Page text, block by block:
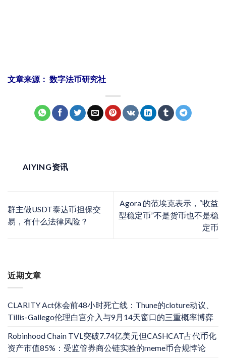
近期文章
CLARITY Act休会前48小时死亡线：Thune的cloture动议、
Tillis-Gallego伦理白宫介入与9月14天窗口的三重概率博弈
Robinhood Chain TVL突破7.74亿美元但CASHCAT占代币化
资产市值85%：受监管券商公链实验的meme币合规悖论
文章来源： 数字法币研究社
AIYING资讯
群主做USDT泰达币担保交
易，有什么法律风险？
Agora 的范埃克表示，“收益
型稳定币”不是货币也不是稳
定币